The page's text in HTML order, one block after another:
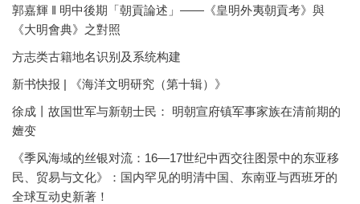
郭嘉輝 ‖ 明中後期「朝貢論述」——《皇明外夷朝貢考》與
《大明會典》之對照
方志类古籍地名识别及系统构建
新书快报 | 《海洋文明研究（第十辑）》
徐成丨故国世军与新朝士民： 明朝宣府镇军事家族在清前期的
嬗变
《季风海域的丝银对流：16—17世纪中西交往图景中的东亚移
民、贸易与文化》：国内罕见的明清中国、东南亚与西班牙的
全球互动史新著！